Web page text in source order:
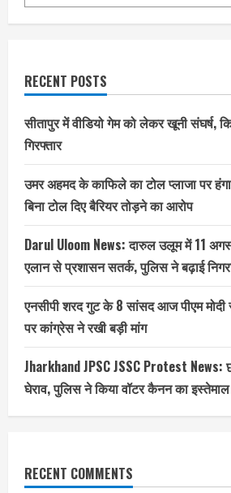
RECENT POSTS
सीतापुर में वीडियो गेम को लेकर खूनी संघर्ष,
गिरफ्तार
उमर अहमद के काफिले का टोल प्लाजा पर
बिना टोल दिए बैरियर तोड़ने का आरोप
Darul Uloom News: दारुल उलूम में 11
एलान से प्रशासन सतर्क, पुलिस ने बढ़ाई
एनसीपी शरद गुट के 8 सांसद आज पीएम मोदी
पर कांग्रेस ने रखी बड़ी मांग
Jharkhand JPSC JSSC Protest News:
घेराव, पुलिस ने किया वॉटर कैनन का इस्तेमाल
RECENT COMMENTS